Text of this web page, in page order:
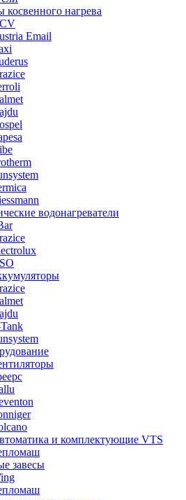
косвенного нагрева
Email
водонагреватели
и комплектующие VTS
завесы